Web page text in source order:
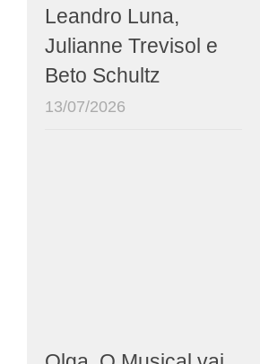
Leandro Luna,
Julianne Trevisol e
Beto Schultz
13/07/2026